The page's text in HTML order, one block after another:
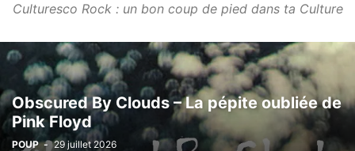
TÉLÉ ROCK
Culturesco Rock : un bon coup de pied dans ta Culture
Obscured By Clouds – La pépite oubliée de
Pink Floyd
POUP - 29 juillet 2026